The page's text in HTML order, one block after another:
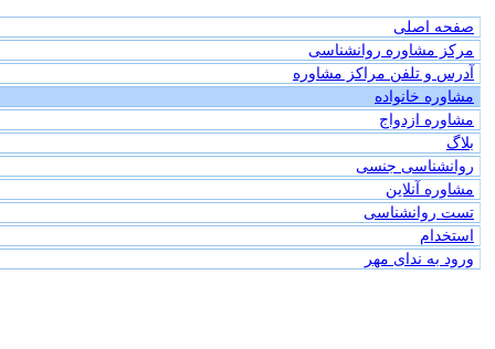
صفحه اصلی
مرکز مشاوره روانشناسی
آدرس و تلفن مراکز مشاوره
مشاوره خانواده
مشاوره ازدواج
بلاگ
روانشناسی جنسی
مشاوره آنلاین
تست روانشناسی
استخدام
ورود به ندای مهر